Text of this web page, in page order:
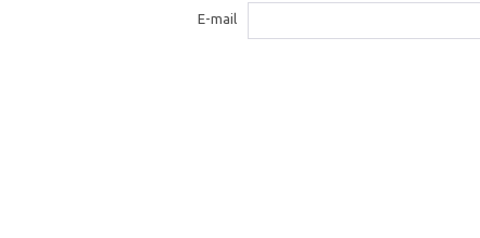
E-mail